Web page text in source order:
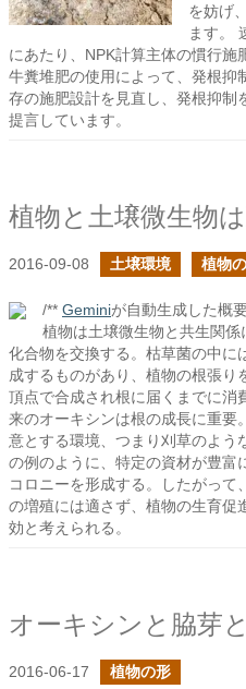
を妨げ
ます。
にあたり、NPK計算主体の慣行
牛糞堆肥の使用によって、発根抑
存の施肥設計を見直し、発根抑制
提言しています。
植物と土壌微生物
2016-09-08 土壌環境 植物
/** Geminiが自動生成した概
植物は土壌微生物と共生関
化合物を交換する。枯草菌の中に
成するものがあり、植物の根張り
頂点で合成され根に届くまでに消
来のオーキシンは根の成長に重要
意とする環境、つまり刈草のよう
の例のように、特定の資材が豊富
コロニーを形成する。したがっ
の増殖には適さず、植物の生育促
効と考えられる。
オーキシンと脇芽
2016-06-17 植物の形